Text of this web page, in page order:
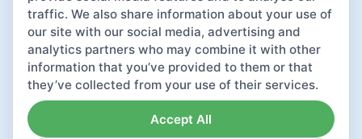
traffic. We also share information about your use of
our site with our social media, advertising and
analytics partners who may combine it with other
information that you’ve provided to them or that
they’ve collected from your use of their services.
Accept All